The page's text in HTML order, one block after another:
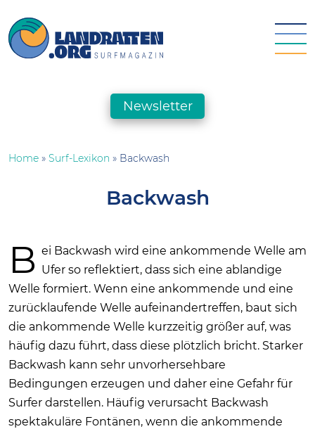
content
Newsletter
Home » Surf-Lexikon » Backwash
Backwash
B ei Backwash wird eine ankommende Welle am
Ufer so reflektiert, dass sich eine ablandige
Welle formiert. Wenn eine ankommende und eine
zurücklaufende Welle aufeinandertreffen, baut sich
die ankommende Welle kurzzeitig größer auf, was
häufig dazu führt, dass diese plötzlich bricht. Starker
Backwash kann sehr unvorhersehbare
Bedingungen erzeugen und daher eine Gefahr für
Surfer darstellen. Häufig verursacht Backwash
spektakuläre Fontänen, wenn die ankommende